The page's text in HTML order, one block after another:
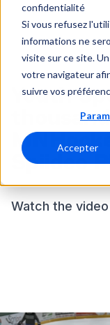
confidentialité
Si vous refusez
informations ne
visite sur ce site.
votre navigateur
suivre vos
Accepter
Youth
Spiideo
Watch the